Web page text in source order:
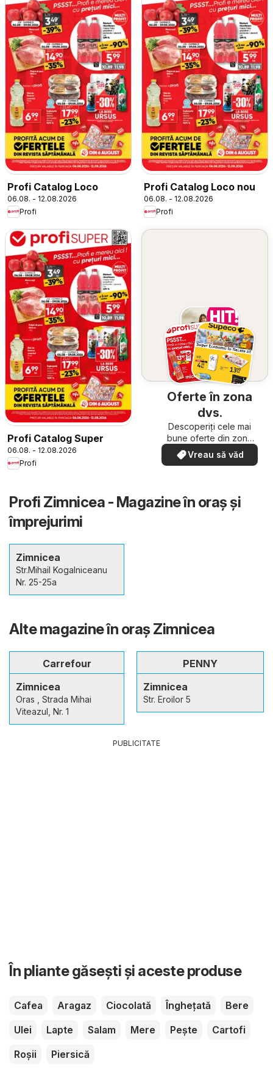
Profi Catalog Loco
06.08. - 12.08.2026
Profi
Profi Catalog Loco nou
06.08. - 12.08.2026
Profi
Profi Catalog Super
06.08. - 12.08.2026
Profi
Oferte în zona
dvs.
Descoperiți cele mai
bune oferte din zona
dumneavoastră
Vreau să văd
Profi Zimnicea - Magazine în oraş şi
împrejurimi
Zimnicea
Str.Mihail Kogalniceanu
Nr. 25-25a
Alte magazine în oraş Zimnicea
Carrefour
Zimnicea
Oras , Strada Mihai
Viteazul, Nr. 1
PENNY
Zimnicea
Str. Eroilor 5
PUBLICITATE
În pliante găsești și aceste produse
Cafea Aragaz Ciocolată Înghețată
Bere
Ulei
Lapte Salam Mere Pește
Cartofi
Roșii
Piersică